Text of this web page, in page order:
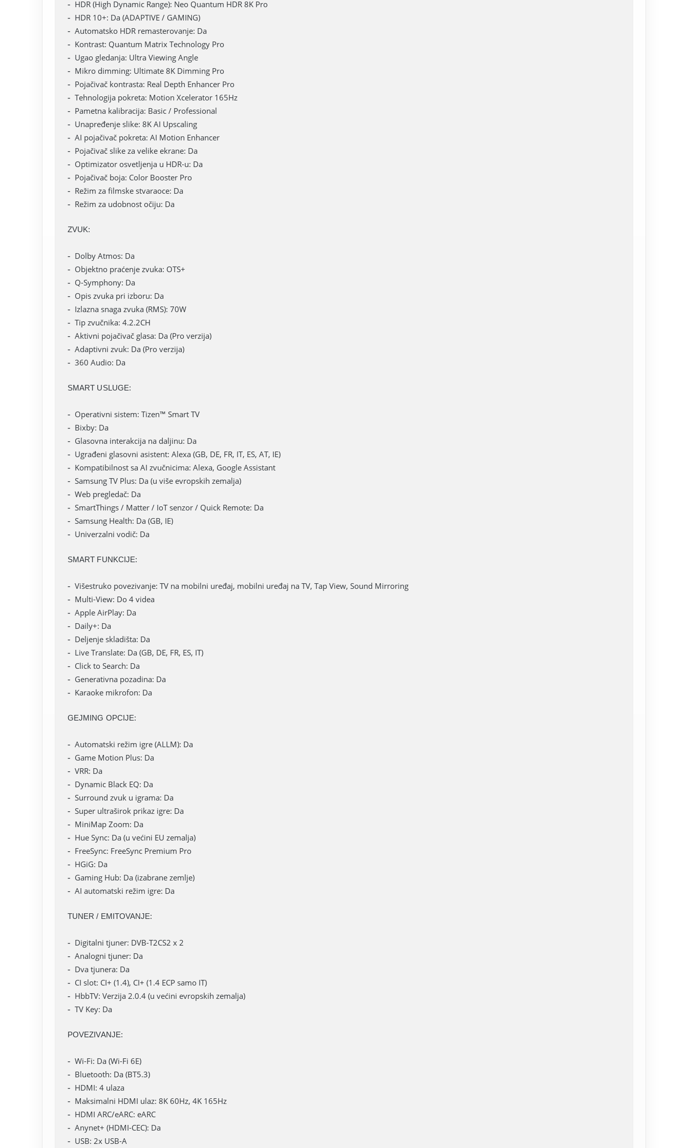
HDR (High Dynamic Range): Neo Quantum HDR 8K Pro
HDR 10+: Da (ADAPTIVE / GAMING)
Automatsko HDR remasterovanje: Da
Kontrast: Quantum Matrix Technology Pro
Ugao gledanja: Ultra Viewing Angle
Mikro dimming: Ultimate 8K Dimming Pro
Pojačivač kontrasta: Real Depth Enhancer Pro
Tehnologija pokreta: Motion Xcelerator 165Hz
Pametna kalibracija: Basic / Professional
Unapređenje slike: 8K AI Upscaling
AI pojačivač pokreta: AI Motion Enhancer
Pojačivač slike za velike ekrane: Da
Optimizator osvetljenja u HDR-u: Da
Pojačivač boja: Color Booster Pro
Režim za filmske stvaraoce: Da
Režim za udobnost očiju: Da
ZVUK:
Dolby Atmos: Da
Objektno praćenje zvuka: OTS+
Q-Symphony: Da
Opis zvuka pri izboru: Da
Izlazna snaga zvuka (RMS): 70W
Tip zvučnika: 4.2.2CH
Aktivni pojačivač glasa: Da (Pro verzija)
Adaptivni zvuk: Da (Pro verzija)
360 Audio: Da
SMART USLUGE:
Operativni sistem: Tizen™ Smart TV
Bixby: Da
Glasovna interakcija na daljinu: Da
Ugrađeni glasovni asistent: Alexa (GB, DE, FR, IT, ES, AT, IE)
Kompatibilnost sa AI zvučnicima: Alexa, Google Assistant
Samsung TV Plus: Da (u više evropskih zemalja)
Web pregledač: Da
SmartThings / Matter / IoT senzor / Quick Remote: Da
Samsung Health: Da (GB, IE)
Univerzalni vodič: Da
SMART FUNKCIJE:
Višestruko povezivanje: TV na mobilni uređaj, mobilni uređaj na TV, Tap View, Sound Mirroring
Multi-View: Do 4 videa
Apple AirPlay: Da
Daily+: Da
Deljenje skladišta: Da
Live Translate: Da (GB, DE, FR, ES, IT)
Click to Search: Da
Generativna pozadina: Da
Karaoke mikrofon: Da
GEJMING OPCIJE:
Automatski režim igre (ALLM): Da
Game Motion Plus: Da
VRR: Da
Dynamic Black EQ: Da
Surround zvuk u igrama: Da
Super ultraširok prikaz igre: Da
MiniMap Zoom: Da
Hue Sync: Da (u većini EU zemalja)
FreeSync: FreeSync Premium Pro
HGiG: Da
Gaming Hub: Da (izabrane zemlje)
AI automatski režim igre: Da
TUNER / EMITOVANJE:
Digitalni tjuner: DVB-T2CS2 x 2
Analogni tjuner: Da
Dva tjunera: Da
CI slot: CI+ (1.4), CI+ (1.4 ECP samo IT)
HbbTV: Verzija 2.0.4 (u većini evropskih zemalja)
TV Key: Da
POVEZIVANJE:
Wi-Fi: Da (Wi-Fi 6E)
Bluetooth: Da (BT5.3)
HDMI: 4 ulaza
Maksimalni HDMI ulaz: 8K 60Hz, 4K 165Hz
HDMI ARC/eARC: eARC
Anynet+ (HDMI-CEC): Da
USB: 2x USB-A